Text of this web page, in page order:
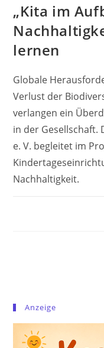
„Kita im
lernen
Globale
Verlust der
verlangen ein
in der Gesellschaft.
e. V. begleitet im
Nachhaltigkeit.
Anzeige